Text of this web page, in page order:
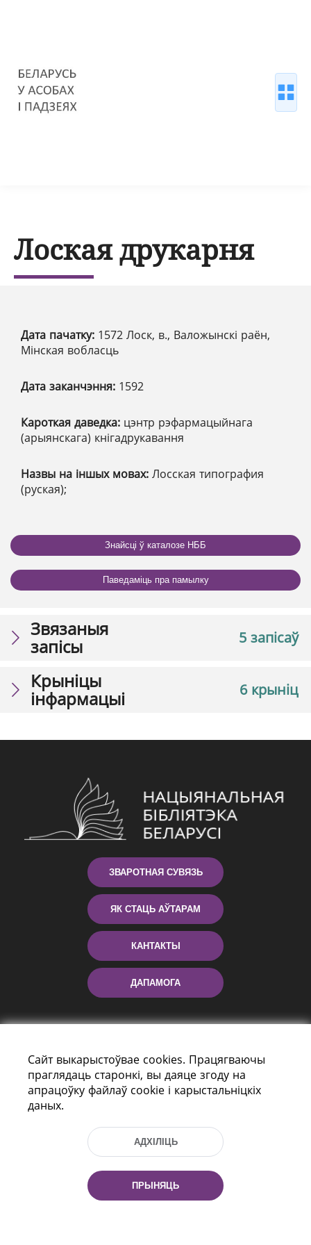
Лоская друкарня
Дата пачатку: 1572 Лоск, в., Валожынскі раён,
Мінская вобласць
Дата заканчэння: 1592
Кароткая даведка: цэнтр рэфармацыйнага
(арыянскага) кнігадрукавання
Назвы на іншых мовах: Лосская типография
(руская);
Знайсці ў каталозе НББ
Паведаміць пра памылку
5 запісаў
Звязаныя
запісы
6 крыніц
Крыніцы
інфармацыі
ЗВАРОТНАЯ СУВЯЗЬ
ЯК СТАЦЬ АЎТАРАМ
КАНТАКТЫ
ДАПАМОГА
праспект Незалежнасці 116
г. Мiнск, Рэспубліка Беларусь, 220114
Тэл.: (+375 17) 368 37 37, Факс: (+375 17)
Эл. пошта: inbox@nlb.by
Сайт выкарыстоўвае cookies. Працягваючы
праглядаць старонкі, вы даяце згоду на
апрацоўку файлаў cookie і карыстальніцкіх
даных.
АДХІЛІЦЬ
ПРЫНЯЦЬ